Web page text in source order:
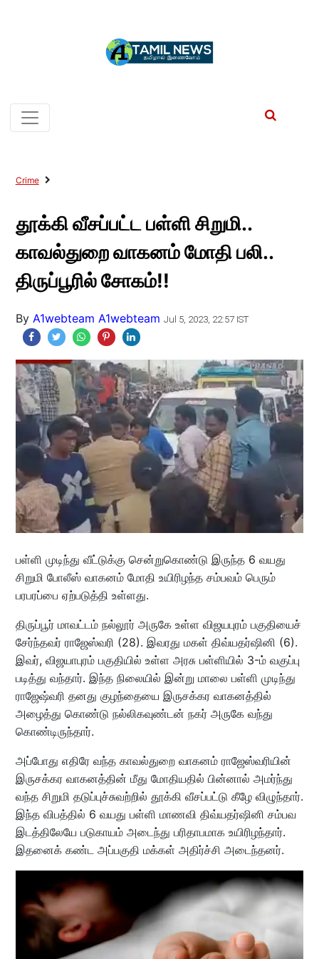
Crime
தூக்கி வீசப்பட்ட பள்ளி சிறுமி..
காவல்துறை வாகனம் மோதி பலி..
திருப்பூரில் சோகம்!!
By A1webteam A1webteam Jul 5, 2023, 22:57 IST
பள்ளி முடிந்து வீட்டுக்கு சென்றுகொண்டு இருந்த 6 வயது
சிறுமி போலீஸ் வாகனம் மோதி உயிரிழந்த சம்பவம் பெரும்
பரபரப்பை ஏற்படுத்தி உள்ளது.
திருப்பூர் மாவட்டம் நல்லூர் அருகே உள்ள விஜயபுரம் பகுதியைச்
சேர்ந்தவர் ராஜேஸ்வரி (28). இவரது மகள் திவ்யதர்ஷினி (6).
இவர், விஜயாபுரம் பகுதியில் உள்ள அரசு பள்ளியில் 3-ம் வகுப்பு
படித்து வந்தார். இந்த நிலையில் இன்று மாலை பள்ளி முடிந்து
ராஜேஷ்வரி தனது குழந்தையை இருசக்கர வாகனத்தில்
அழைத்து கொண்டு நல்லிகவுண்டன் நகர் அருகே வந்து
கொண்டிருந்தார்.
அப்போது எதிரே வந்த காவல்துறை வாகனம் ராஜேஸ்வரியின்
இருசக்கர வாகனத்தின் மீது மோதியதில் பின்னால் அமர்ந்து
வந்த சிறுமி தடுப்புச்சுவற்றில் தூக்கி வீசப்பட்டு கீழே விழுந்தார்.
இந்த விபத்தில் 6 வயது பள்ளி மாணவி திவ்யதர்ஷினி சம்பவ
இடத்திலேயே படுகாயம் அடைந்து பரிதாபமாக உயிரிழந்தார்.
இதனைக் கண்ட அப்பகுதி மக்கள் அதிர்ச்சி அடைந்தனர்.